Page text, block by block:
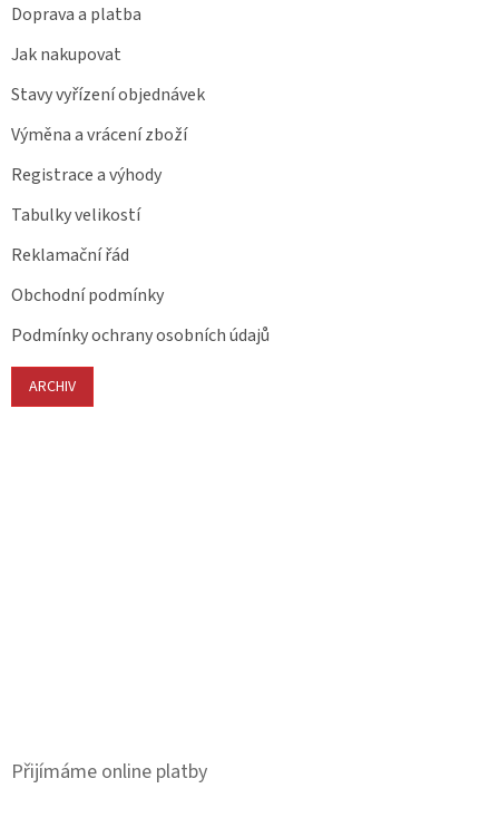
Doprava a platba
Jak nakupovat
Stavy vyřízení objednávek
Výměna a vrácení zboží
Registrace a výhody
Tabulky velikostí
Reklamační řád
Obchodní podmínky
Podmínky ochrany osobních údajů
ARCHIV
Přijímáme online platby